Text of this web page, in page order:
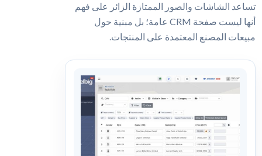
تساعد الشاشات والصور الممتازة الزائر على فهم
أنها ليست صفحة CRM عامة؛ بل مبنية حول
مبيعات المصنع المعتمدة على المنتجات.